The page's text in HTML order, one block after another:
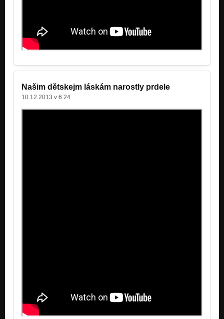
Bazarem proměn
Nezařazeno
Nezařazeno
Našim dětskejm láskám narostly prdele
10.12.2013 v 6:24